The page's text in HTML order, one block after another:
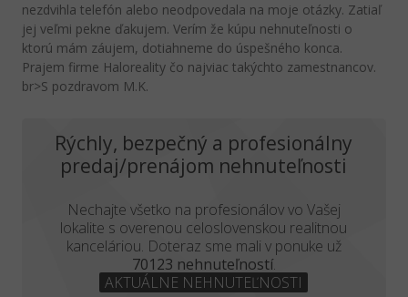
nezdvihla telefón alebo neodpovedala na moje otázky. Zatiaľ
jej veľmi pekne ďakujem. Verím že kúpu nehnuteľnosti o
ktorú mám záujem, dotiahneme do úspešného konca.
Prajem firme Haloreality čo najviac takýchto zamestnancov.
br>S pozdravom M.K.
Rýchly, bezpečný a profesionálny
predaj/prenájom nehnuteľnosti
Nechajte všetko na profesionálov vo Vašej
lokalite s overenou celoslovenskou realitnou
kanceláriou. Doteraz sme mali v ponuke už
70123 nehnuteľností.
AKTUÁLNE NEHNUTEĽNOSTI